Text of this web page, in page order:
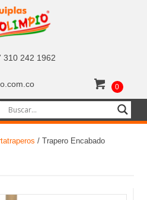
310 242 1962
0
/ Trapero Encabado